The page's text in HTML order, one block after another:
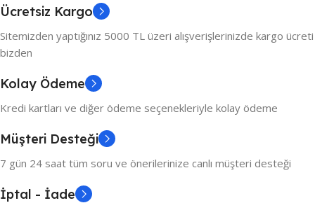
Ücretsiz Kargo
Sitemizden yaptığınız 5000 TL üzeri alışverişlerinizde kargo ücreti
bizden
Kolay Ödeme
Kredi kartları ve diğer ödeme seçenekleriyle kolay ödeme
Müşteri Desteği
7 gün 24 saat tüm soru ve önerilerinize canlı müşteri desteği
İptal - İade